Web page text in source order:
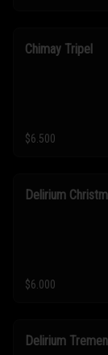
Chimay Tripel
$6.500
Delirium
$6.000
Delirium